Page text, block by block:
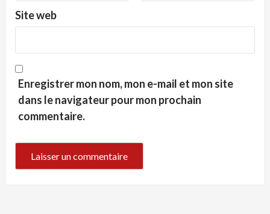
Site web
Enregistrer mon nom, mon e-mail et mon site
dans le navigateur pour mon prochain
commentaire.